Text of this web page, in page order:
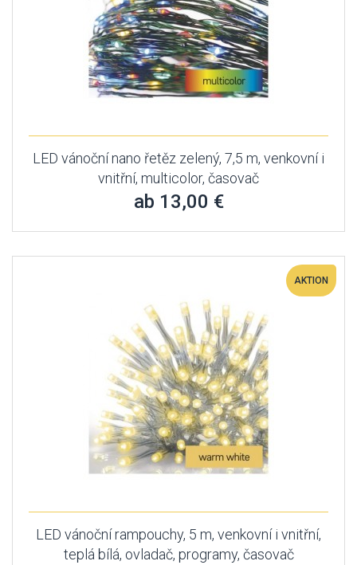
LED vánoční nano řetěz zelený, 7,5 m, venkovní i
vnitřní, multicolor, časovač
ab 13,00 €
AKTION
LED vánoční rampouchy, 5 m, venkovní i vnitřní,
teplá bílá, ovladač, programy, časovač